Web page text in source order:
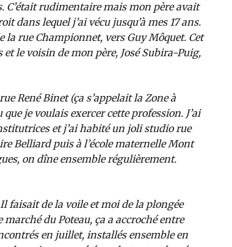
C’était rudimentaire mais mon père avait
dans lequel j’ai vécu jusqu’à mes 17 ans.
rue Championnet, vers Guy Môquet. Cet
le voisin de mon père, José Subira-Puig,
René Binet (ça s’appelait la Zone à
que je voulais exercer cette profession. J’ai
et j’ai habité un joli studio rue
Belliard puis à l’école maternelle Mont
on dîne ensemble régulièrement.
faisait de la voile et moi de la plongée
du Poteau, ça a accroché entre
en juillet, installés ensemble en